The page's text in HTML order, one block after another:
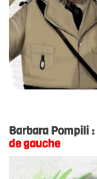
Barbara Pompili :
de gauche